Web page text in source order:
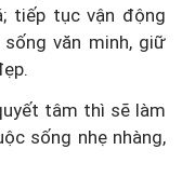
tiếp tục vận động
văn minh, giữ
tâm thì sẽ làm
sống nhẹ nhàng,